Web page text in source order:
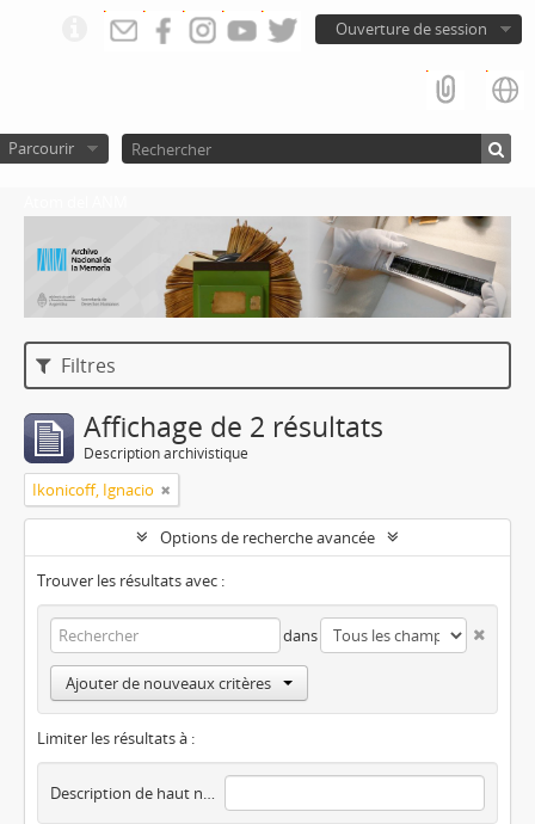
Ouverture de session
Parcourir
Filtres
Affichage de 2 résultats
Description archivistique
Ikonicoff, Ignacio
Options de recherche avancée
Trouver les résultats avec :
dans
Ajouter de nouveaux critères
Limiter les résultats à :
Description de haut niveau